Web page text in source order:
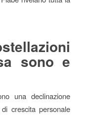
sono e
una declinazione
crescita personale